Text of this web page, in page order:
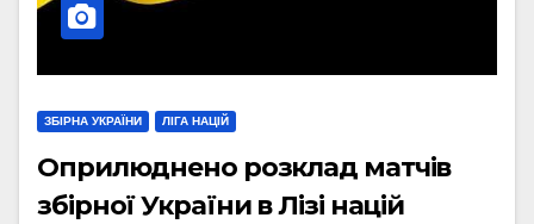
ЗБІРНА УКРАЇНИ ЛІГА НАЦІЙ
Оприлюднено розклад матчів
збірної України в Лізі націй